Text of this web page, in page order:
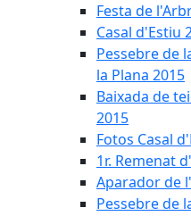
Festa de
Casal d'Estiu
Pessebre de
la Plana 2015
Baixada de
2015
Fotos Casal
1r. Remenat
Aparador de
Pessebre de